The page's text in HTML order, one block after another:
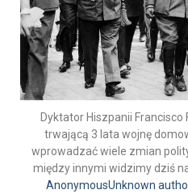
Dyktator Hiszpanii Francisco
trwającą 3 lata wojnę
wprowadzać wiele zmian
między innymi widzimy dziś
AnonymousUnknown